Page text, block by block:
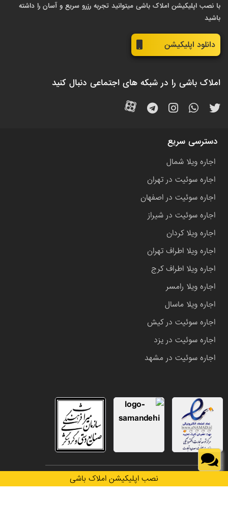
نصب اپلیکیشن املاک باشی
با نصب اپلیکیشن املاک باشی میتوانید تجربه رزرو سریع و آسان را داشته
باشید
دانلود اپلیکیشن
املاک باشی را در شبکه های اجتماعی دنبال کنید
دسترسی سریع
اجاره ویلا شمال
اجاره سوئیت در تهران
اجاره سوئیت در اصفهان
اجاره سوئیت در شیراز
اجاره ویلا کردان
اجاره ویلا اطراف تهران
اجاره ویلا اطراف کرج
اجاره ویلا رامسر
اجاره ویلا ماسال
اجاره سوئیت در کیش
اجاره سوئیت در یزد
اجاره سوئیت در مشهد
تمامی حقوق این وب سایت متعلق به املاک باشی می باشد.